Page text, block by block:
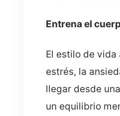
Entrena el
El estilo de
estrés, la
llegar desde
un equilibrio